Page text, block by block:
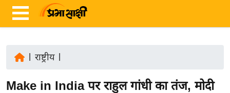
ज़ा
राष्ट्रीय|
Make in India पर राहुल गांधी का तंज, मोदी